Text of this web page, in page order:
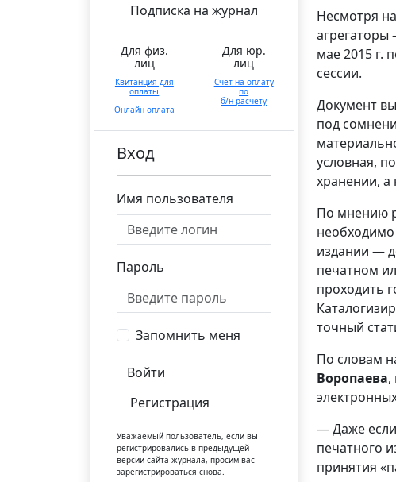
Подписка на журнал
Для физ.
лиц
Квитанция для
оплаты
Онлайн оплата
Для юр.
лиц
Счет на оплату
по
б/н расчету
Вход
Имя пользователя
Пароль
Запомнить меня
Войти
Регистрация
Уважаемый пользователь, если вы
регистрировались в предыдущей
версии сайта журнала, просим вас
зарегистрироваться снова.
Несмотря
мае 2015 г.
сессии.
Документ
под
условная,
хранении, а
По мнению
необходимо
издании —
печатном
проходить
точный
По словам
Воропаева,
— Даже если
печатного
принятия